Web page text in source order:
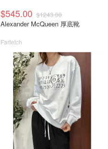
$545.00 $1243.00
Alexander McQueen 厚底靴
Farfetch